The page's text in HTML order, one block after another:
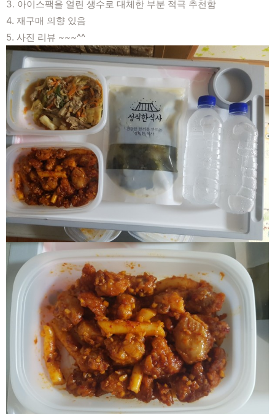
3. 아이스팩을 얼린 생수로 대체한 부분 적극 추천함
4. 재구매 의향 있음
5. 사진 리뷰 ~~~^^